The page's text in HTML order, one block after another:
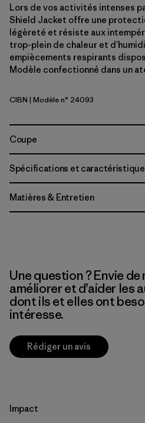
Lors de vos activités intenses
Shield Jacket offre une
légèreté et résiste aux
trop-plein de chaleur et
empiècements respirants
Modèle confectionné dans un
Cinnamon Brown
CIBN | Modèle n° 24093
Coupe
Spécifications et
Matières & Entretien
Une question ? Envie
améliorer et d’aider les
dont ils et elles ont
intéresse.
Rédiger un avis
Impact